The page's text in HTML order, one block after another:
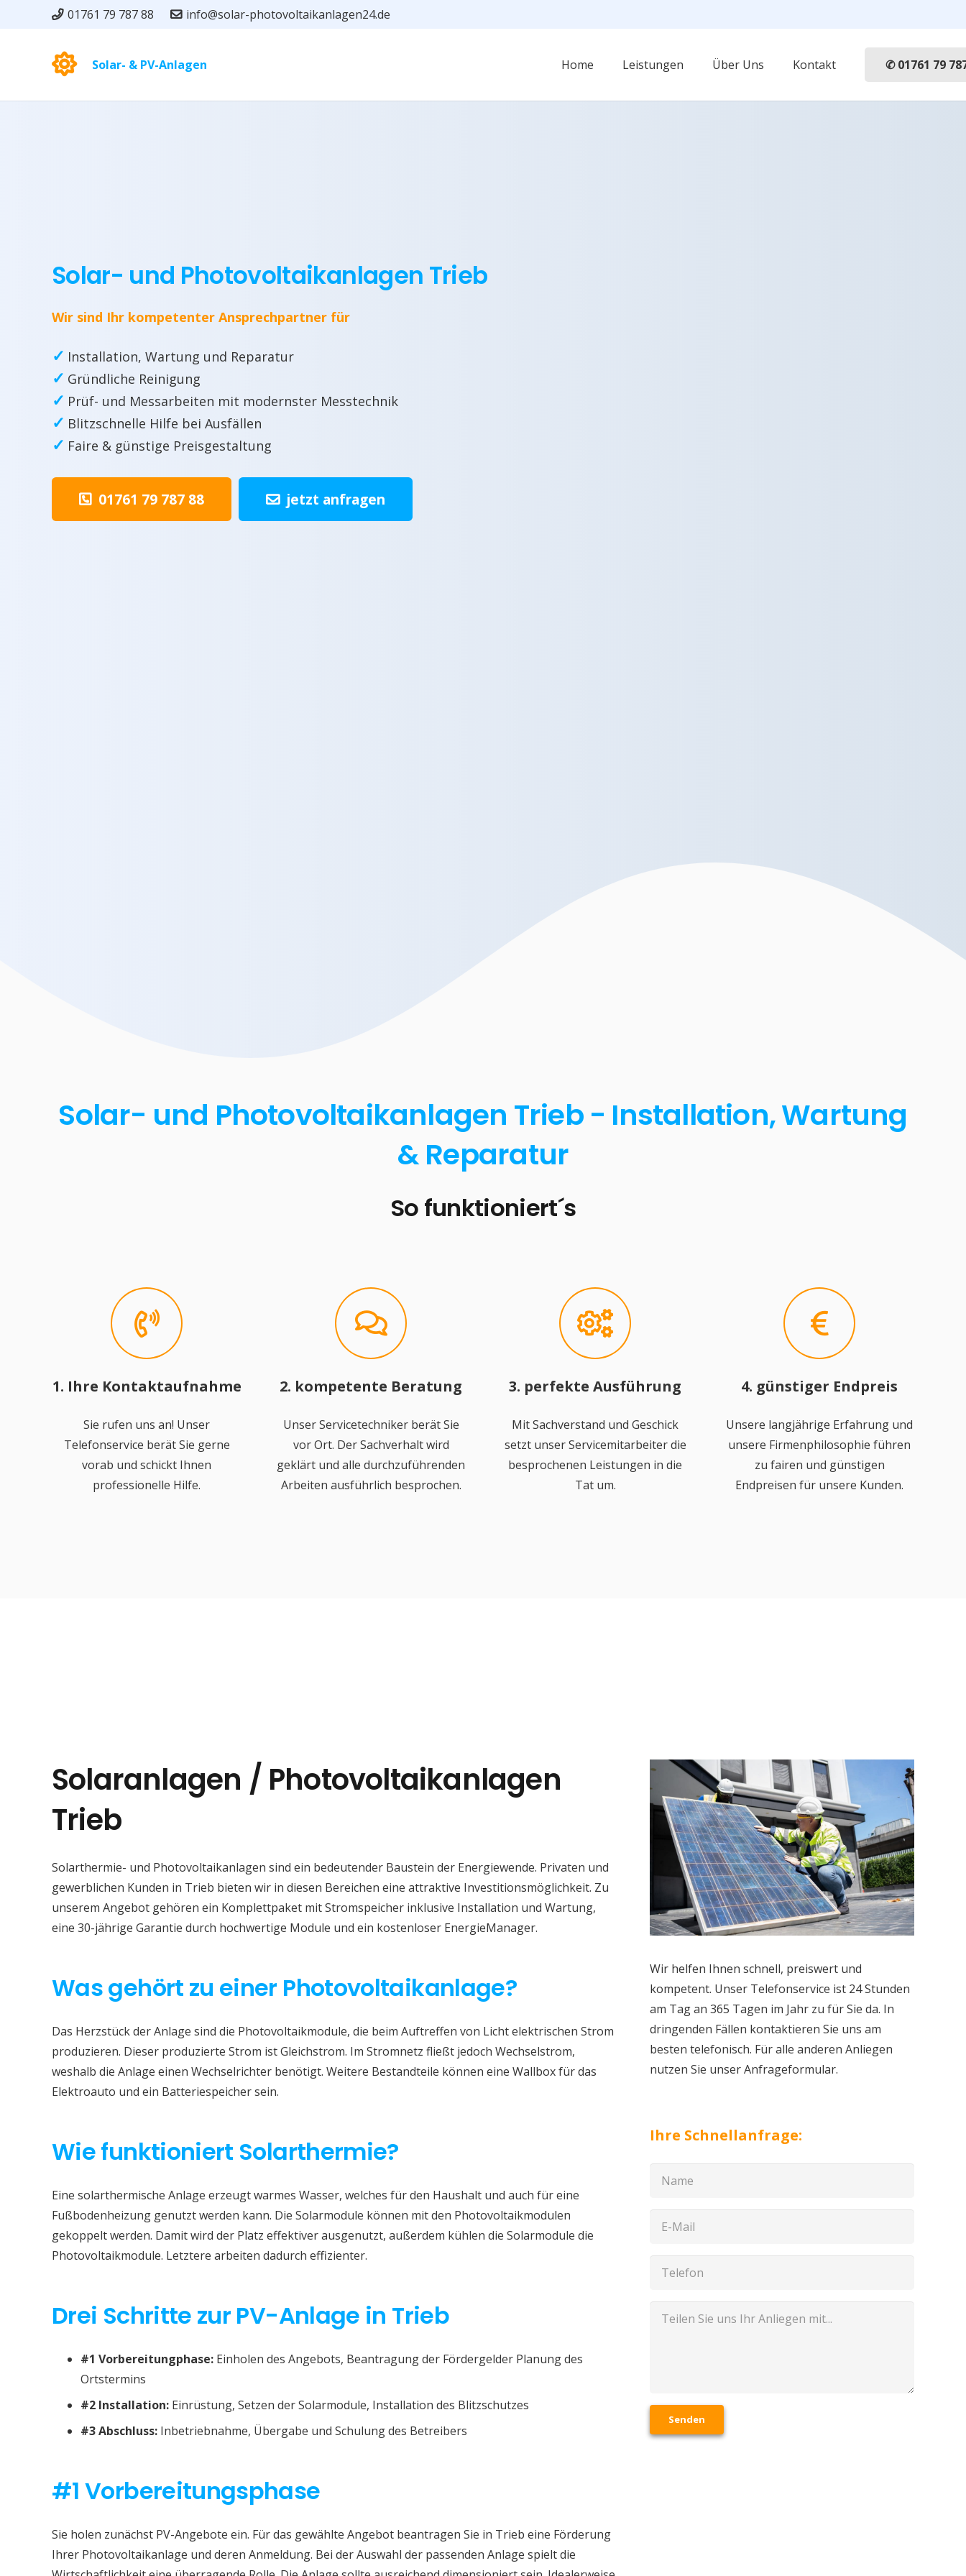
01761 79 787 88 info@solar-photovoltaikanlagen24.de
Solar- & PV-Anlagen Home Leistungen Über Uns Kontakt ✆ 01761 79
Solar- und Photovoltaikanlagen Trieb
Wir sind Ihr kompetenter Ansprechpartner für
✓ Installation, Wartung und Reparatur
✓ Gründliche Reinigung
✓ Prüf- und Messarbeiten mit modernster Messtechnik
✓ Blitzschnelle Hilfe bei Ausfällen
✓ Faire & günstige Preisgestaltung
01761 79 787 88 jetzt anfragen
Solar- und Photovoltaikanlagen Trieb - Installation, Wartung
& Reparatur
So funktioniert´s
1. Ihre Kontaktaufnahme
Sie rufen uns an! Unser
Telefonservice berät Sie gerne
vorab und schickt Ihnen
professionelle Hilfe.
2. kompetente Beratung
Unser Servicetechniker berät Sie
vor Ort. Der Sachverhalt wird
geklärt und alle durchzuführenden
Arbeiten ausführlich besprochen.
3. perfekte Ausführung
Mit Sachverstand und Geschick
setzt unser Servicemitarbeiter die
besprochenen Leistungen in die
Tat um.
4. günstiger Endpreis
Unsere langjährige Erfahrung und
unsere Firmenphilosophie führen
zu fairen und günstigen
Endpreisen für unsere Kunden.
Solaranlagen / Photovoltaikanlagen
Trieb
Solarthermie- und Photovoltaikanlagen sind ein bedeutender Baustein der Energiewende. Privaten und
gewerblichen Kunden in Trieb bieten wir in diesen Bereichen eine attraktive Investitionsmöglichkeit. Zu
unserem Angebot gehören ein Komplettpaket mit Stromspeicher inklusive Installation und Wartung,
eine 30-jährige Garantie durch hochwertige Module und ein kostenloser EnergieManager.
Was gehört zu einer Photovoltaikanlage?
Das Herzstück der Anlage sind die Photovoltaikmodule, die beim Auftreffen von Licht elektrischen Strom
produzieren. Dieser produzierte Strom ist Gleichstrom. Im Stromnetz fließt jedoch Wechselstrom,
weshalb die Anlage einen Wechselrichter benötigt. Weitere Bestandteile können eine Wallbox für das
Elektroauto und ein Batteriespeicher sein.
Wie funktioniert Solarthermie?
Eine solarthermische Anlage erzeugt warmes Wasser, welches für den Haushalt und auch für eine
Fußbodenheizung genutzt werden kann. Die Solarmodule können mit den Photovoltaikmodulen
gekoppelt werden. Damit wird der Platz effektiver ausgenutzt, außerdem kühlen die Solarmodule die
Photovoltaikmodule. Letztere arbeiten dadurch effizienter.
Drei Schritte zur PV-Anlage in Trieb
#1 Vorbereitungphase: Einholen des Angebots, Beantragung der Fördergelder Planung des
Ortstermins
#2 Installation: Einrüstung, Setzen der Solarmodule, Installation des Blitzschutzes
#3 Abschluss: Inbetriebnahme, Übergabe und Schulung des Betreibers
#1 Vorbereitungsphase
Sie holen zunächst PV-Angebote ein. Für das gewählte Angebot beantragen Sie in Trieb eine Förderung
Ihrer Photovoltaikanlage und deren Anmeldung. Bei der Auswahl der passenden Anlage spielt die
Wir helfen Ihnen schnell, preiswert und
kompetent. Unser Telefonservice ist 24 Stunden
am Tag an 365 Tagen im Jahr zu für Sie da. In
dringenden Fällen kontaktieren Sie uns am
besten telefonisch. Für alle anderen Anliegen
nutzen Sie unser Anfrageformular.
Ihre Schnellanfrage:
Senden